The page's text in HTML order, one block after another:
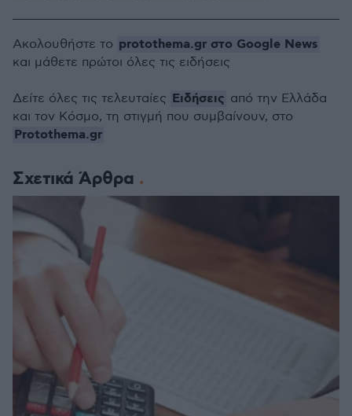
Σχετικά Άρθρα
Ακολουθήστε το protothema.gr στο Google News
και μάθετε πρώτοι όλες τις ειδήσεις
Δείτε όλες τις τελευταίες Ειδήσεις από την Ελλάδα
και τον Κόσμο, τη στιγμή που συμβαίνουν, στο
Protothema.gr